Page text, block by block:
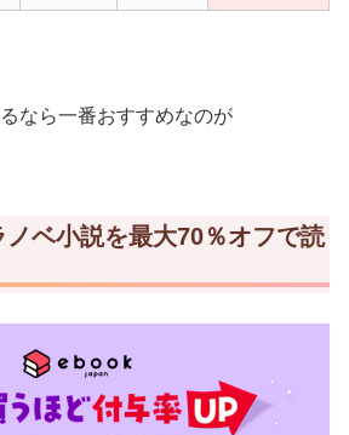
なら一番おすすめなのが
ベ小説を最大70％オフで読